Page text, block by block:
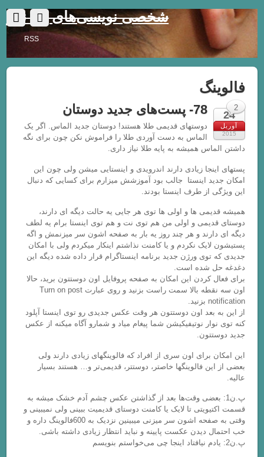
شخصی نویسی‌های یک نفر
RSS
فالوینگ
24
آوریل
2015
78- پست‌های جدید دوستان
دوستهای قدیمی طلا هستند! دوستان جدید الماس. اگر یک
الماس به دست آوردی طلا را فراموش نکن چون برای نگه
داشتن الماس همیشه به پایه طلا نیاز داری.
پستهای اینجا زیادی دارند اندرویدی و اینستایی میشن ولی چون این
امکان جدید اینستا جالب بود آموزشش میزارم برای کسایی که دنبال
این ویژگی از طرف اینستا بودند.
همیشه قدیمی ها و اولی ها توی هر جایی یه حالت دیگه ای دارند،
دوستای قدیمی و اولی من هم توی نت و هم توی اینستا برام یه لطف
دیگه ای دارند و هر چند روز یه بار به صفحه اشون سر میزنمش و اگه
پستیشون لایک نکردم و یا کامنت نذاشتم اینکار میکردم ولی با امکان
جدیدی که توی ورژن جدید برنامه اینستاگرام قرار داده شده دیگه این
دغدغه حل شده است.
برای فعال کردن این امکان به صفحه پروفایل اون دوستتون برید، حالا
اون سه نقطه بالا سمت راست بزنید و روی عبارت Turn on post
notification بزنید.
از این به بعد اون دوستتون هر وقت عکس جدیدی رو توی اینستا آپلود
کنه توی نوار نوتیفیکیشن شما پیغام میاد و شمارو آگاه میکنه از عکس
جدید دوستتون.
این امکان برای اون سری از افراد که فالوینگهای زیادی دارند ولی
بعضی از این فالوینگها خاصتر، دوستتر، قدیمی‌تر و… هستند بسیار
عالیه.
پ.ن1: بعضی وقت‌ها بعد از گذاشتن عکس چشم آدم خشک میشه به
قسمت اکتیویتی تا لایک یا کامنت دوستای قدیمیت ببینی ولی نمیبینی و
وقتی به صفحه اشون سر میزنی میبینین نزدیک به 600فالوینگ داره و
خب احتمال دیدن عکست پایینه و نباید انتظار زیادی داشته باشی.
پ.ن2: یادم نیافتاد اینجا چی می‌خواستم بنویسم
2